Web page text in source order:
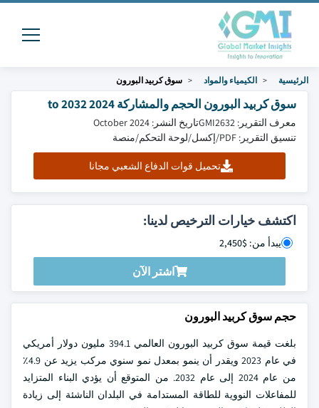
الرئيسية الكيمياء والمواد سوق كربيد البورون
سوق كربيد البورون الحجم والمشاركة 2024 to 2032
معرف التقرير: GMI2632
تاريخ النشر: October 2024
تنسيق التقرير: PDF/إكسل/لوحة التحكم/منصة
تحميل قوات الدفاع الشعبي مجانا
اكتشف خيارات الترخيص لدينا:
يبدأ من: $2,450
اشتر الآن
حجم سوق كربيد البورون
بلغت قيمة سوق كربيد البورون العالمي 394.1 مليون دولار أمريكي
في عام 2023 ويقدر أن ينمو بمعدل نمو سنوي مركب يزيد عن 4.9٪
من عام 2024 إلى عام 2032. من المتوقع أن يؤدي البناء المتزايد
للمفاعلات النووية للطاقة المستدامة في البلدان الناشئة إلى زيادة